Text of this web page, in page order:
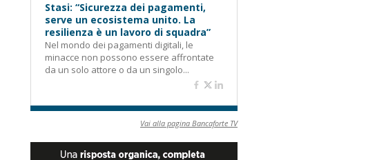
Stasi: “Sicurezza dei pagamenti,
serve un ecosistema unito. La
resilienza è un lavoro di squadra”
Nel mondo dei pagamenti digitali, le
minacce non possono essere affrontate
da un solo attore o da un singolo...
Vai alla pagina Bancaforte TV